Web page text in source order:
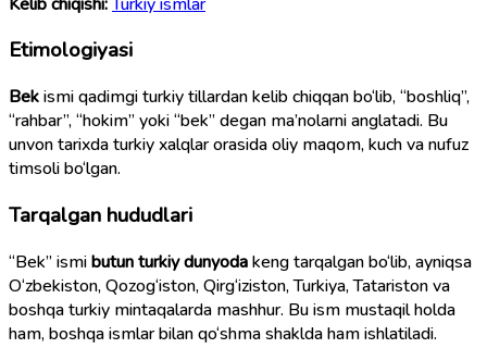
Etimologiyasi
Bekismi qadimgi turkiy tillardan kelib chiqqan bo‘lib, “boshliq”,
“rahbar”, “hokim” yoki “bek” degan ma’nolarni anglatadi. Bu
unvon tarixda turkiy xalqlar orasida oliy maqom, kuch va nufuz
timsoli bo‘lgan.
Tarqalgan hududlari
“Bek” ismibutun turkiy dunyodakeng tarqalgan bo‘lib, ayniqsa
O‘zbekiston, Qozog‘iston, Qirg‘iziston, Turkiya, Tatariston va
boshqa turkiy mintaqalarda mashhur. Bu ism mustaqil holda
ham, boshqa ismlar bilan qo‘shma shaklda ham ishlatiladi.